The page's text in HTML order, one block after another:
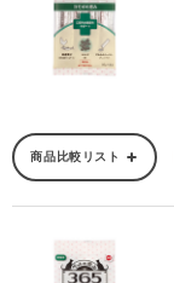
商品比較リスト